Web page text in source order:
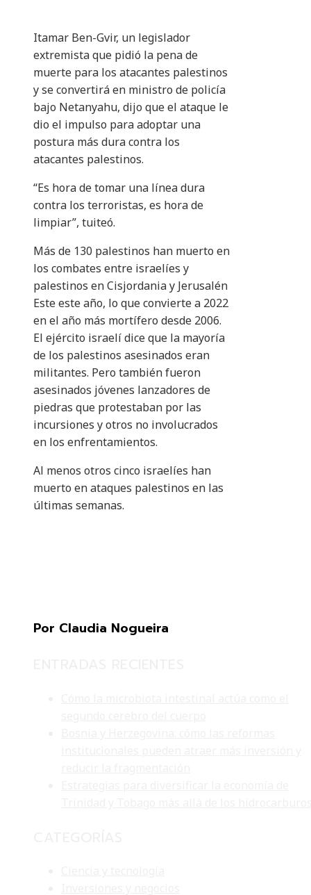
Itamar Ben-Gvir, un legislador
extremista que pidió la pena de
muerte para los atacantes palestinos
y se convertirá en ministro de policía
bajo Netanyahu, dijo que el ataque le
dio el impulso para adoptar una
postura más dura contra los
atacantes palestinos.
“Es hora de tomar una línea dura
contra los terroristas, es hora de
limpiar”, tuiteó.
Más de 130 palestinos han muerto en
los combates entre israelíes y
palestinos en Cisjordania y Jerusalén
Este este año, lo que convierte a 2022
en el año más mortífero desde 2006.
El ejército israelí dice que la mayoría
de los palestinos asesinados eran
militantes. Pero también fueron
asesinados jóvenes lanzadores de
piedras que protestaban por las
incursiones y otros no involucrados
en los enfrentamientos.
Al menos otros cinco israelíes han
muerto en ataques palestinos en las
últimas semanas.
Por Claudia Nogueira